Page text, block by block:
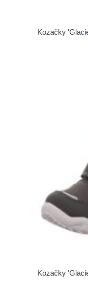
Kozačky
Kozačky